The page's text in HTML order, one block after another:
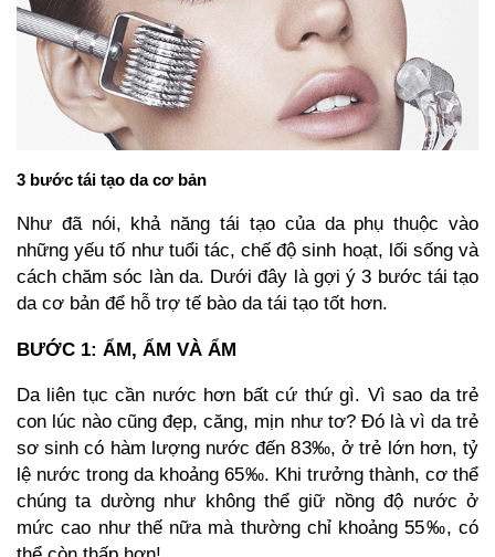
3 bước tái tạo da cơ bản
Như đã nói, khả năng tái tạo của da phụ thuộc vào
những yếu tố như tuổi tác, chế độ sinh hoạt, lối sống và
cách chăm sóc làn da. Dưới đây là gợi ý 3 bước tái tạo
da cơ bản để hỗ trợ tế bào da tái tạo tốt hơn.
BƯỚC 1: ẨM, ẨM VÀ ẨM
Da liên tục cần nước hơn bất cứ thứ gì. Vì sao da trẻ
con lúc nào cũng đẹp, căng, mịn như tơ? Đó là vì da trẻ
sơ sinh có hàm lượng nước đến 83‰, ở trẻ lớn hơn, tỷ
lệ nước trong da khoảng 65‰. Khi trưởng thành, cơ thể
chúng ta dường như không thể giữ nồng độ nước ở
mức cao như thế nữa mà thường chỉ khoảng 55‰, có